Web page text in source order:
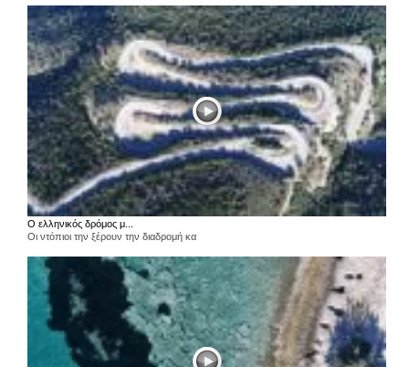
Ο ελληνικός δρόμος μ...
Οι ντόπιοι την ξέρουν την διαδρομή κα